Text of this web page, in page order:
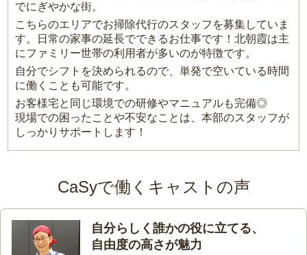
でにぎやかな街。
こちらのエリアでお掃除代行のスタッフを募集していま
す。日常の家事の延長でできるお仕事です！北朝霞は主
にファミリー世帯の利用者が多いのが特徴です。
自分でシフトを決められるので、単発で空いている時間
に働くことも可能です。
お客様宅と同じ環境での研修やマニュアルも完備◎
現場での困ったことや不安なことは、本部のスタッフが
しっかりサポートします！
CaSyで働くキャストの声
自分らしく誰かの役に立てる、
自由度の高さが魅力